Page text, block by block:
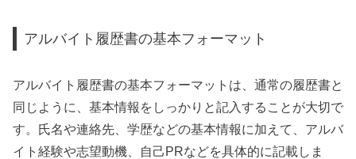
アルバイト履歴書の基本フォーマット
アルバイト履歴書の基本フォーマットは、通常の履歴書と
同じように、基本情報をしっかりと記入することが大切で
す。氏名や連絡先、学歴などの基本情報に加えて、アルバ
イト経験や志望動機、自己PRなどを具体的に記載しま